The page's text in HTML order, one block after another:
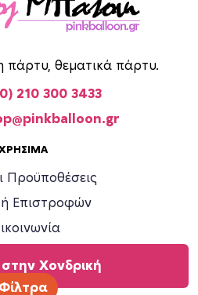
Φίλτρα
πάρτυ, θεματικά πάρτυ.
210 300 3433
Προϋποθέσεις
Επιστροφών
στην Χονδρική